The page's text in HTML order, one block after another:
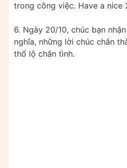
trong công việc. Have a nice
6. Ngày 20/10, chúc bạn
nghĩa, những lời chúc chân
thổ lộ chân tình.